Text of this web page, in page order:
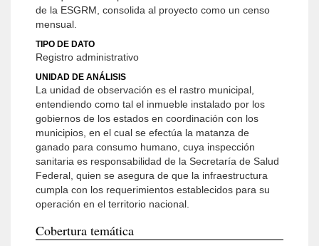
de la ESGRM, consolida al proyecto como un censo
mensual.
TIPO DE DATO
Registro administrativo
UNIDAD DE ANÁLISIS
La unidad de observación es el rastro municipal,
entendiendo como tal el inmueble instalado por los
gobiernos de los estados en coordinación con los
municipios, en el cual se efectúa la matanza de
ganado para consumo humano, cuya inspección
sanitaria es responsabilidad de la Secretaría de Salud
Federal, quien se asegura de que la infraestructura
cumpla con los requerimientos establecidos para su
operación en el territorio nacional.
Cobertura temática